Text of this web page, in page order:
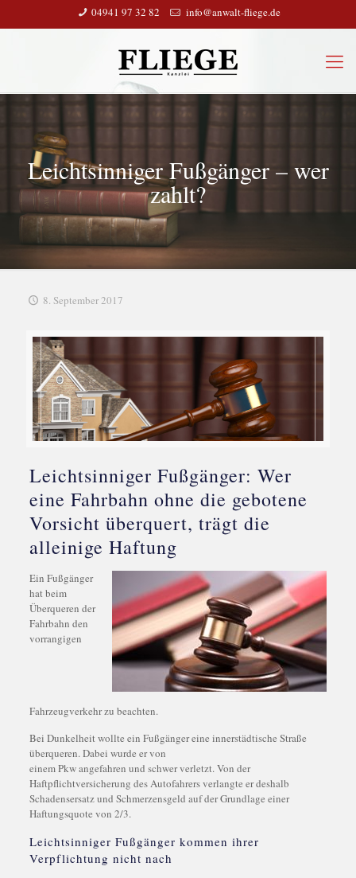
04941 97 32 82 info@anwalt-fliege.de
Leichtsinniger Fußgänger – wer
zahlt?
8. September 2017
Leichtsinniger Fußgänger: Wer
eine Fahrbahn ohne die gebotene
Vorsicht überquert, trägt die
alleinige Haftung
Ein Fußgänger
hat beim
Überqueren der
Fahrbahn den
vorrangigen
Fahrzeugverkehr zu beachten.
Bei Dunkelheit wollte ein Fußgänger eine innerstädtische Straße
überqueren. Dabei wurde er von
einem Pkw angefahren und schwer verletzt. Von der
Haftpflichtversicherung des Autofahrers verlangte er deshalb
Schadensersatz und Schmerzensgeld auf der Grundlage einer
Haftungsquote von 2/3.
Leichtsinniger Fußgänger kommen ihrer
Verpflichtung nicht nach